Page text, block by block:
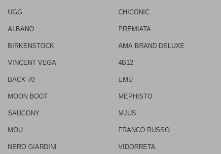
UGG
ALBANO
BIRKENSTOCK
VINCENT VEGA
BACK 70
MOON BOOT
SAUCONY
MOU
NERO GIARDINI
CHICONIC
PREMIATA
AMA BRAND DELUXE
4B12
EMU
MEPHISTO
MJUS
FRANCO RUSSO
VIDORRETA